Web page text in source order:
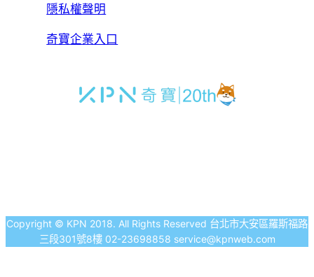
隱私權聲明
奇寶企業入口
Copyright © KPN 2018. All Rights Reserved 台北市大安區羅斯福路
三段301號8樓 02-23698858 service@kpnweb.com